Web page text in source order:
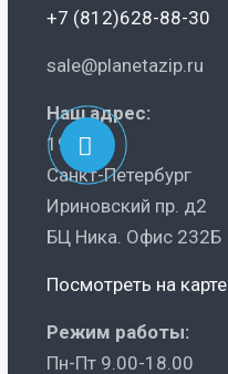
+7 (812)628-88-30
sale@planetazip.ru
Наш адрес:
195248
Санкт-Петербург
Ириновский пр. д2
БЦ Ника. Офис 232Б
Посмотреть на карте
Режим работы:
Пн-Пт 9.00-18.00